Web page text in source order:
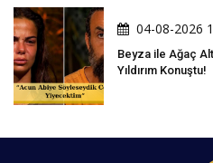
04-08-2026
Beyza ile Ağaç
Yıldırım Konuştu!